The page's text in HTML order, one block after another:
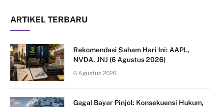
ARTIKEL TERBARU
Rekomendasi Saham Hari Ini: AAPL,
NVDA, JNJ (6 Agustus 2026)
6 Agustus 2026
Gagal Bayar Pinjol: Konsekuensi Hukum,